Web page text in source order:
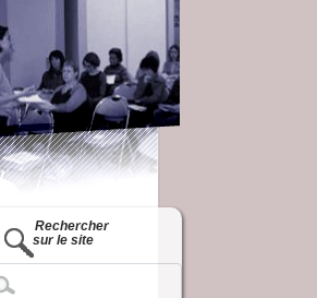
Rechercher
sur le site